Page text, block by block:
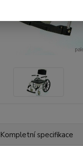
Kompletní specifikace